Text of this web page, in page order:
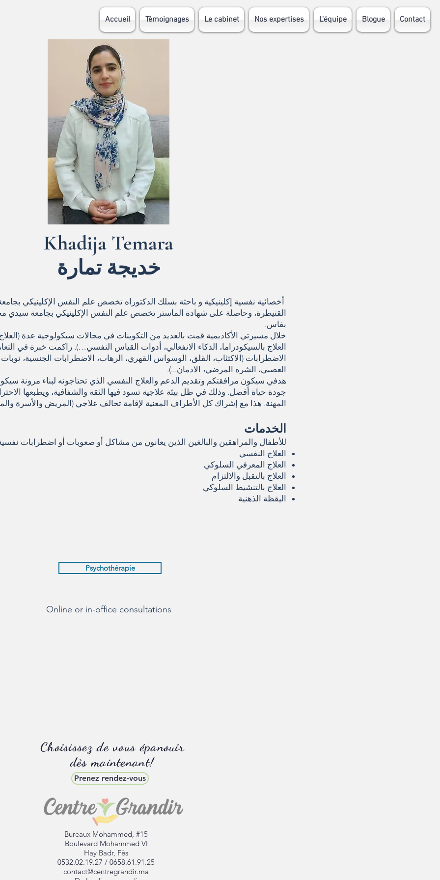
Accueil Témoignages Le cabinet Nos expertises L'équipe Blogue Contact
Khadija Temara
خديجة تمارة
أخصائية نفسية إكلينيكية و باحثة بسلك الدكتوراه تخصص علم النفس الإكلينيكي
القنيطرة، وحاصلة على شهادة الماستر تخصص علم النفس الإكلينيكي بجامعة سيدي
بفاس.
خلال مسيرتي الأكاديمية قمت بالعديد من التكوينات في مجالات سيكولوجية عدة
العلاج بالسيكودراما، الذكاء الانفعالي، أدوات القياس النفسي…). راكمت خبرة في
الاضطرابات (الاكتئاب، القلق، الوسواس القهري، الرهاب، الاضطرابات الجنسية،
العصبي، الشره المرضي، الادمان...).
هدفي سيكون مرافقتكم وتقديم الدعم والعلاج النفسي الذي تحتاجونه لبناء مرونة
جودة حياة أفضل. وذلك في ظل بيئة علاجية تسود فيها الثقة والشفافية، ويطبعها
المهنة. هذا مع إشراك كل الأطراف المعنية لإقامة تحالف علاجي (المريض والأسرة
الخدمات
للأطفال والمراهقين والبالغين الذين يعانون من مشاكل أو صعوبات أو اضطرابات
العلاج النفسي
العلاج المعرفي السلوكي
العلاج بالتقبل والالتزام
العلاج بالتنشيط السلوكي
اليقظة الذهنية
Psychothérapie
​Online or in-office consultations
Choisissez de vous épanouir
dès maintenant!
Prenez rendez-vous
Bureaux Mohammed, #15
Boulevard Mohammed VI
Hay Badr, Fès
0532.02.19.27 / 0658.61.91.25
contact@centregrandir.ma